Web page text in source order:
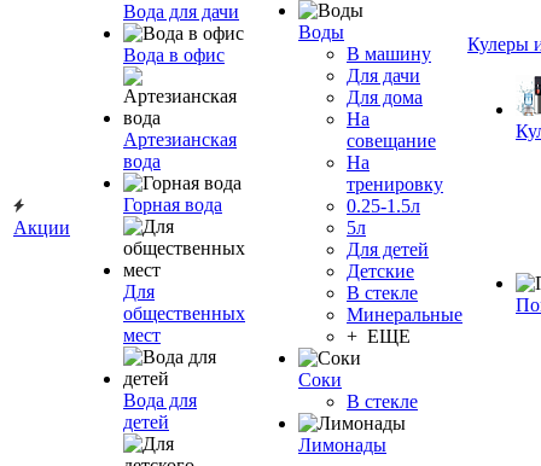
Акции
Вода для дачи
Вода в офис
Артезианская
вода
Горная вода
Для
общественных
мест
Вода для
детей
Воды
В машину
Для дачи
Для дома
На
совещание
На
тренировку
0.25-1.5л
5л
Для детей
Детские
В стекле
Минеральные
+ ЕЩЕ
Соки
В стекле
Лимонады
Кулеры